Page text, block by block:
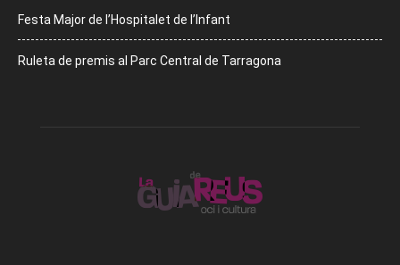
Festa Major de l’Hospitalet de l’Infant
Ruleta de premis al Parc Central de Tarragona